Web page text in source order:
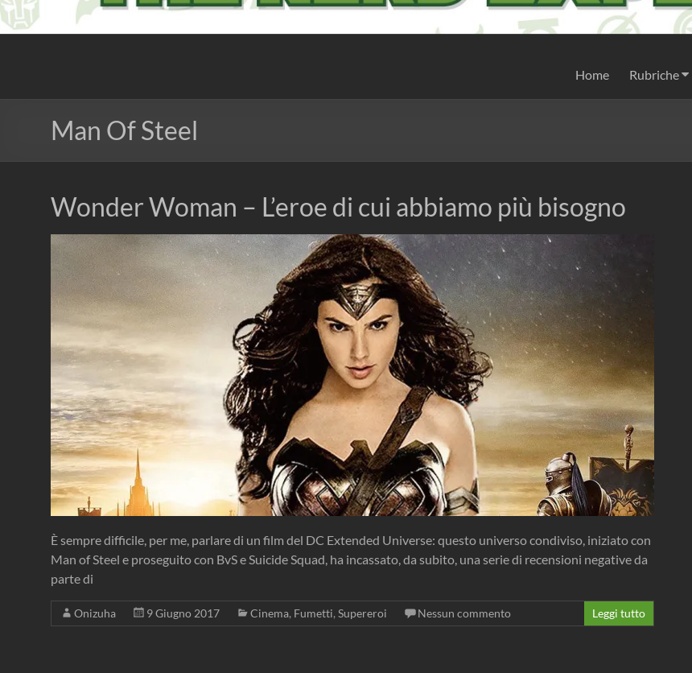
Home Rubriche
Man Of Steel
Wonder Woman – L’eroe di cui abbiamo più bisogno
È sempre difficile, per me, parlare di un film del DC Extended Universe: questo universo condiviso, iniziato con
Man of Steel e proseguito con BvS e Suicide Squad, ha incassato, da subito, una serie di recensioni negative da
parte di
Onizuha 9 Giugno 2017 Cinema, Fumetti, Supereroi Nessun commento Leggi tutto